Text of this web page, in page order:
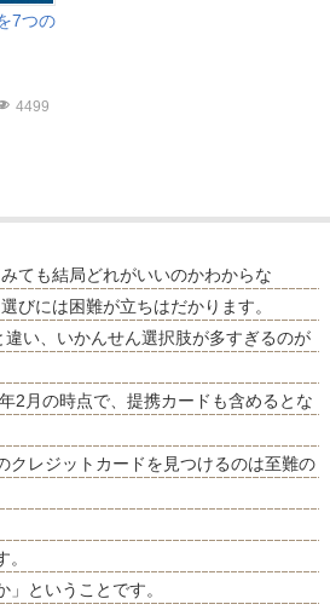
7つの
4499
ても結局どれがいいのかわからな
には困難が立ちはだかります。
い、いかんせん選択肢が多すぎるのが
2月の時点で、提携カードも含めるとな
クレジットカードを見つけるのは至難の
ということです。